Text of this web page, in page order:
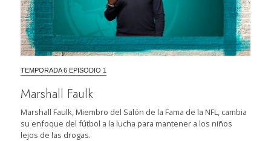
TEMPORADA 6 EPISODIO 1
Marshall Faulk
Marshall Faulk, Miembro del Salón de la Fama de la NFL, cambia
su enfoque del fútbol a la lucha para mantener a los niños
lejos de las drogas.